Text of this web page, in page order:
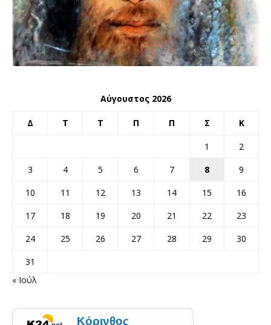
Αύγουστος 2026
Δ Τ Τ Π Π Σ Κ
1
2
3
4 5 6 7 8
9
10
11 12 13 14 15
16
17
18 19 20 21 22
23
24
25 26 27 28 29
30
31
« Ιούλ